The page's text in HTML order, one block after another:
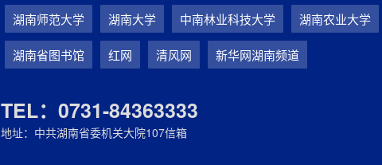
湖南师范大学 湖南大学 中南林业科技大学 湖南农业大学
湖南省图书馆 红网 清风网 新华网湖南频道
TEL：0731-84363333
地址：中共湖南省委机关大院107信箱